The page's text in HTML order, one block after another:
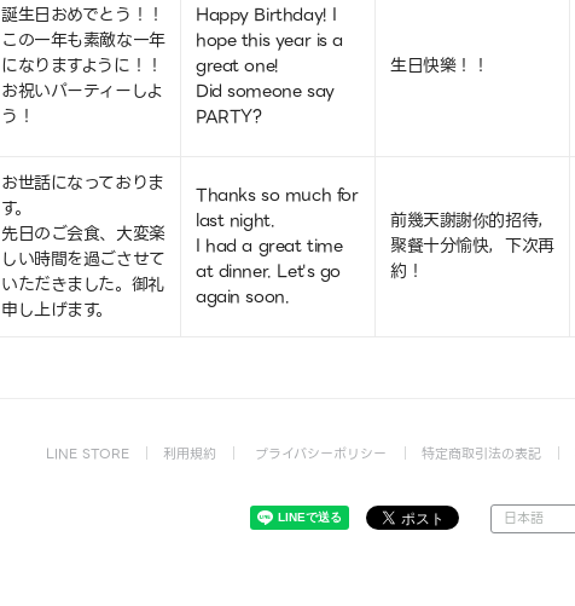
誕生日おめでとう！！
この一年も素敵な一年
になりますように！！
お祝いパーティーしよ
う！
Happy Birthday! I
hope this year is a
great one!
Did someone say
PARTY?
生日快樂！！
お世話になっておりま
す。
先日のご会食、大変楽
しい時間を過ごさせて
いただきました。御礼
申し上げます。
Thanks so much for
last night.
I had a great time
at dinner. Let's go
again soon.
前幾天謝謝你的招待，
聚餐十分愉快，下次再
約！
LINE STORE 利用規約 プライバシーポリシー 特定商取引法の表記
日本語